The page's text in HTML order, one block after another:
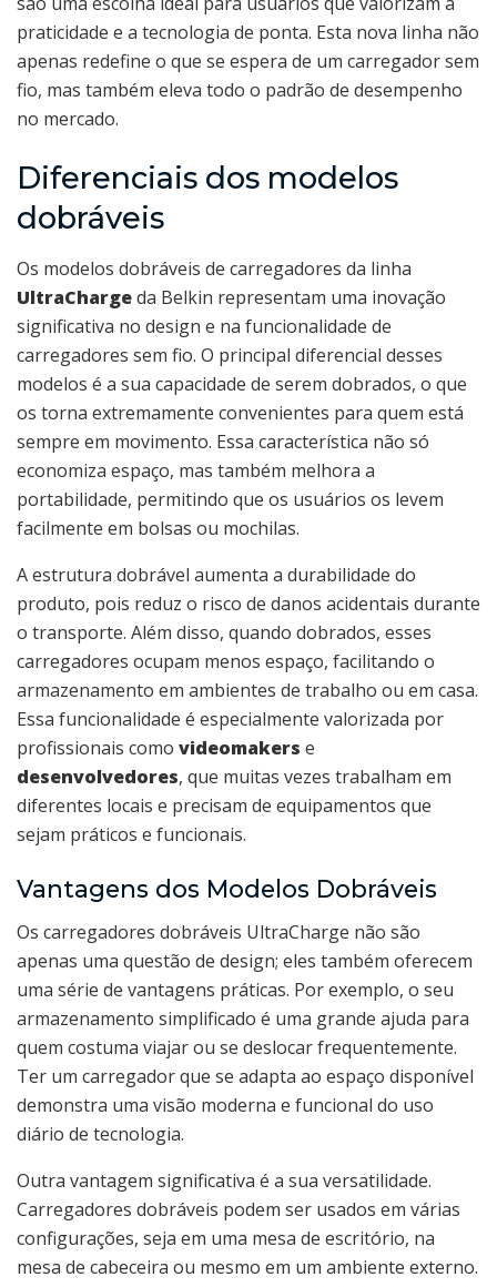
praticidade e a tecnologia de ponta. Esta nova linha não
apenas redefine o que se espera de um carregador sem
fio, mas também eleva todo o padrão de desempenho
no mercado.
Diferenciais dos modelos
dobráveis
Os modelos dobráveis de carregadores da linha
UltraChargeda Belkin representam uma inovação
significativa no design e na funcionalidade de
carregadores sem fio. O principal diferencial desses
modelos é a sua capacidade de serem dobrados, o que
os torna extremamente convenientes para quem está
sempre em movimento. Essa característica não só
economiza espaço, mas também melhora a
portabilidade, permitindo que os usuários os levem
facilmente em bolsas ou mochilas.
A estrutura dobrável aumenta a durabilidade do
produto, pois reduz o risco de danos acidentais durante
o transporte. Além disso, quando dobrados, esses
carregadores ocupam menos espaço, facilitando o
armazenamento em ambientes de trabalho ou em casa.
Essa funcionalidade é especialmente valorizada por
profissionais como videomakers e
desenvolvedores, que muitas vezes trabalham em
diferentes locais e precisam de equipamentos que
sejam práticos e funcionais.
Vantagens dos Modelos Dobráveis
Os carregadores dobráveis UltraCharge não são
apenas uma questão de design; eles também oferecem
uma série de vantagens práticas. Por exemplo, o seu
armazenamento simplificado é uma grande ajuda para
quem costuma viajar ou se deslocar frequentemente.
Ter um carregador que se adapta ao espaço disponível
demonstra uma visão moderna e funcional do uso
diário de tecnologia.
Outra vantagem significativa é a sua versatilidade.
Carregadores dobráveis podem ser usados em várias
configurações, seja em uma mesa de escritório, na
mesa de cabeceira ou mesmo em um ambiente externo.